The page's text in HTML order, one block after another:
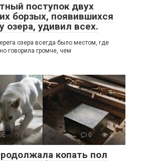
поступок двух
борзых, появившихся
озера, удивил всех.
озера всегда было местом, где
говорила громче, чем
0 3
копать пол